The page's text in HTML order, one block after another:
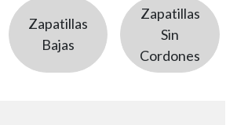
Zapatillas
Bajas
Zapatillas
Sin
Cordones